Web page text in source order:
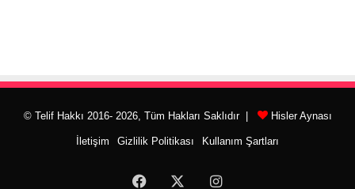
© Telif Hakkı 2016- 2026, Tüm Hakları Saklıdır | Hisler Aynası
İletişim Gizlilik Politikası Kullanım Şartları
Facebook Instagram